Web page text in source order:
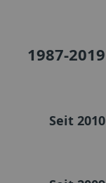
1987-2019
Seit 2010